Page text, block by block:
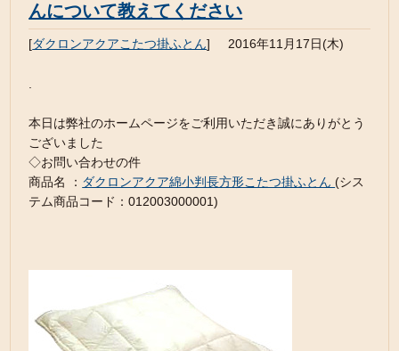
んについて教えてください
[ダクロンアクアこたつ掛ふとん] 2016年11月17日(木)
本日は弊社のホームページをご利用いただき誠にありがとう
ございました
◇お問い合わせの件
商品名 ： ダクロンアクア綿小判長方形こたつ掛ふとん (シス
テム商品コード：012003000001)